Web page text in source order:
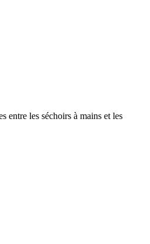
entre les séchoirs à mains et les